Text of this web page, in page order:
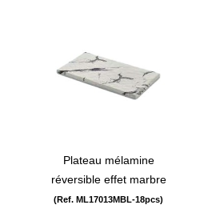
Plateau mélamine
réversible effet marbre
(Ref. ML17013MBL-18pcs)